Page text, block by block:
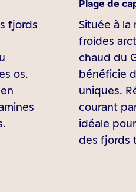
fjords
os.
Plage de
Située à la
froides
chaud du
bénéficie
uniques.
courant
idéale
des fjords